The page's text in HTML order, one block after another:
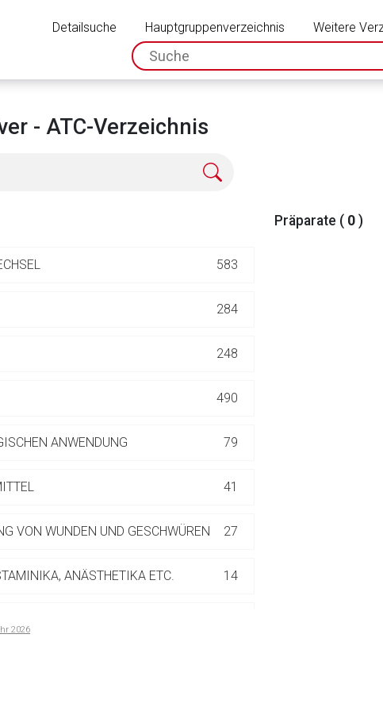
Detailsuche Hauptgruppenverzeichnis
Weitere
spc.search.input.placeholder
- ATC-Verzeichnis
583
284
248
490
ANWENDUNG 79
41
VON WUNDEN UND GESCHWÜREN 27
ANÄSTHETIKA ETC. 14
2026
Präparate ( 0 )
einer externen Seite
Ihnen aufgerufene Link öffnet eine externe Web-Seite. Für die